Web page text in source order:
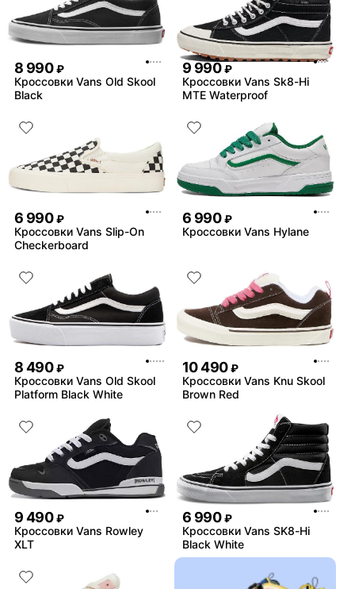
8 990 ₽
Кроссовки Vans Old Skool
Black
9 990 ₽
Кроссовки Vans Sk8-Hi
MTE Waterproof
6 990 ₽
Кроссовки Vans Slip-On
Checkerboard
6 990 ₽
Кроссовки Vans Hylane
8 490 ₽
Кроссовки Vans Old Skool
Platform Black White
10 490 ₽
Кроссовки Vans Knu Skool
Brown Red
9 490 ₽
Кроссовки Vans Rowley
XLT
6 990 ₽
Кроссовки Vans SK8-Hi
Black White